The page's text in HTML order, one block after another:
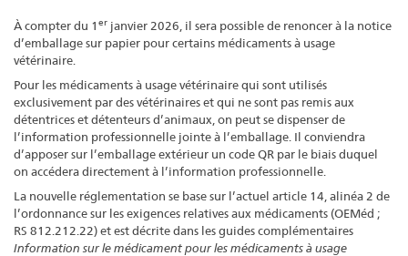
À compter du 1 er janvier 2026, il sera possible de renoncer à la notice
d’emballage sur papier pour certains médicaments à usage
vétérinaire.
Pour les médicaments à usage vétérinaire qui sont utilisés
exclusivement par des vétérinaires et qui ne sont pas remis aux
détentrices et détenteurs d’animaux, on peut se dispenser de
l’information professionnelle jointe à l’emballage. Il conviendra
d’apposer sur l’emballage extérieur un code QR par le biais duquel
on accédera directement à l’information professionnelle.
La nouvelle réglementation se base sur l’actuel article 14, alinéa 2 de
l’ordonnance sur les exigences relatives aux médicaments (OEMéd ;
RS 812.212.22) et est décrite dans les guides complémentaires
Information sur le médicament pour les médicaments à usage